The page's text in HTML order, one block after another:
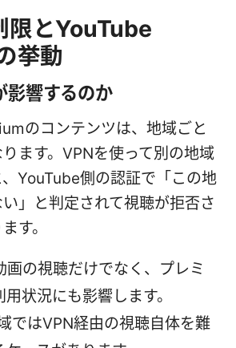
限とYouTube
挙動
影響するのか
のコンテンツは、地域ごと
ます。VPNを使って別の地域
YouTube側の認証で「この地
」と判定されて視聴が拒否さ
す。
画の視聴だけでなく、プレミ
状況にも影響します。
ではVPN経由の視聴自体を難